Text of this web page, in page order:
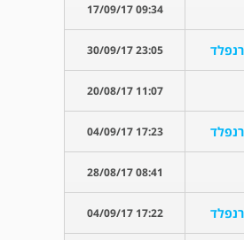
09:34 17/09/17
23:05 30/09/17
11:07 20/08/17
17:23 04/09/17
08:41 28/08/17
17:22 04/09/17